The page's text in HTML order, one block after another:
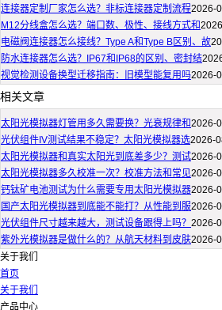
连接器定制厂家怎么选？非标连接器定制流程2026-
M12分线盒怎么选？端口数、极性、接线方式和
电磁阀连接器怎么接线？Type A和Type B区别、故
防水连接器怎么选？IP67和IP68的区别、密封结
视觉检测设备换型迁移指南：旧模型能复用吗2026-
相关文章
太阳光模拟器灯管用多久需要换？光衰规律和2026-
光伏组件IV测试结果不稳定？太阳光模拟器选2026-
太阳光模拟器和真实太阳光到底差多少？测试2026-
太阳光模拟器多久校准一次？校准方法和常见2026-
钙钛矿电池测试为什么需要专用太阳光模拟器2026-
国产太阳光模拟器到底能不能打？从性能到服2026-
光伏组件尺寸越来越大，测试设备跟得上吗？ 2026-
紫外光模拟器是做什么的？从航天材料到皮肤2026-
关于我们
首页
关于我们
产品中心